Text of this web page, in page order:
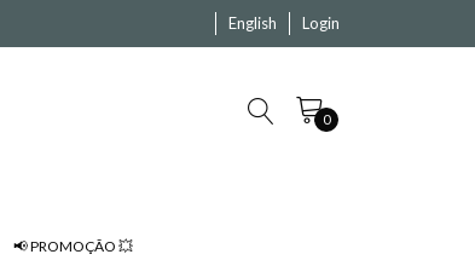
English Login
0
📢 PROMOÇÃO 💥